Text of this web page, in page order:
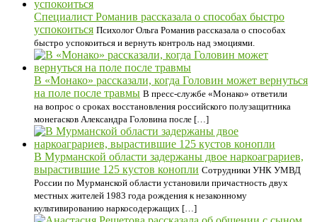
Специалист Романив рассказала о способах быстро
успокоиться Психолог Ольга Романив рассказала о способах
быстро успокоиться и вернуть контроль над эмоциями.
В «Монако» рассказали, когда Головин может вернуться
на поле после травмы В пресс-службе «Монако» ответили
на вопрос о сроках восстановления российского полузащитника
монегасков Александра Головина после […]
В Мурманской области задержаны двое наркоаграриев,
вырастившие 125 кустов конопли Сотрудники УНК УМВД
России по Мурманской области установили причастность двух
местных жителей 1983 года рождения к незаконному
культивированию наркосодержащих […]